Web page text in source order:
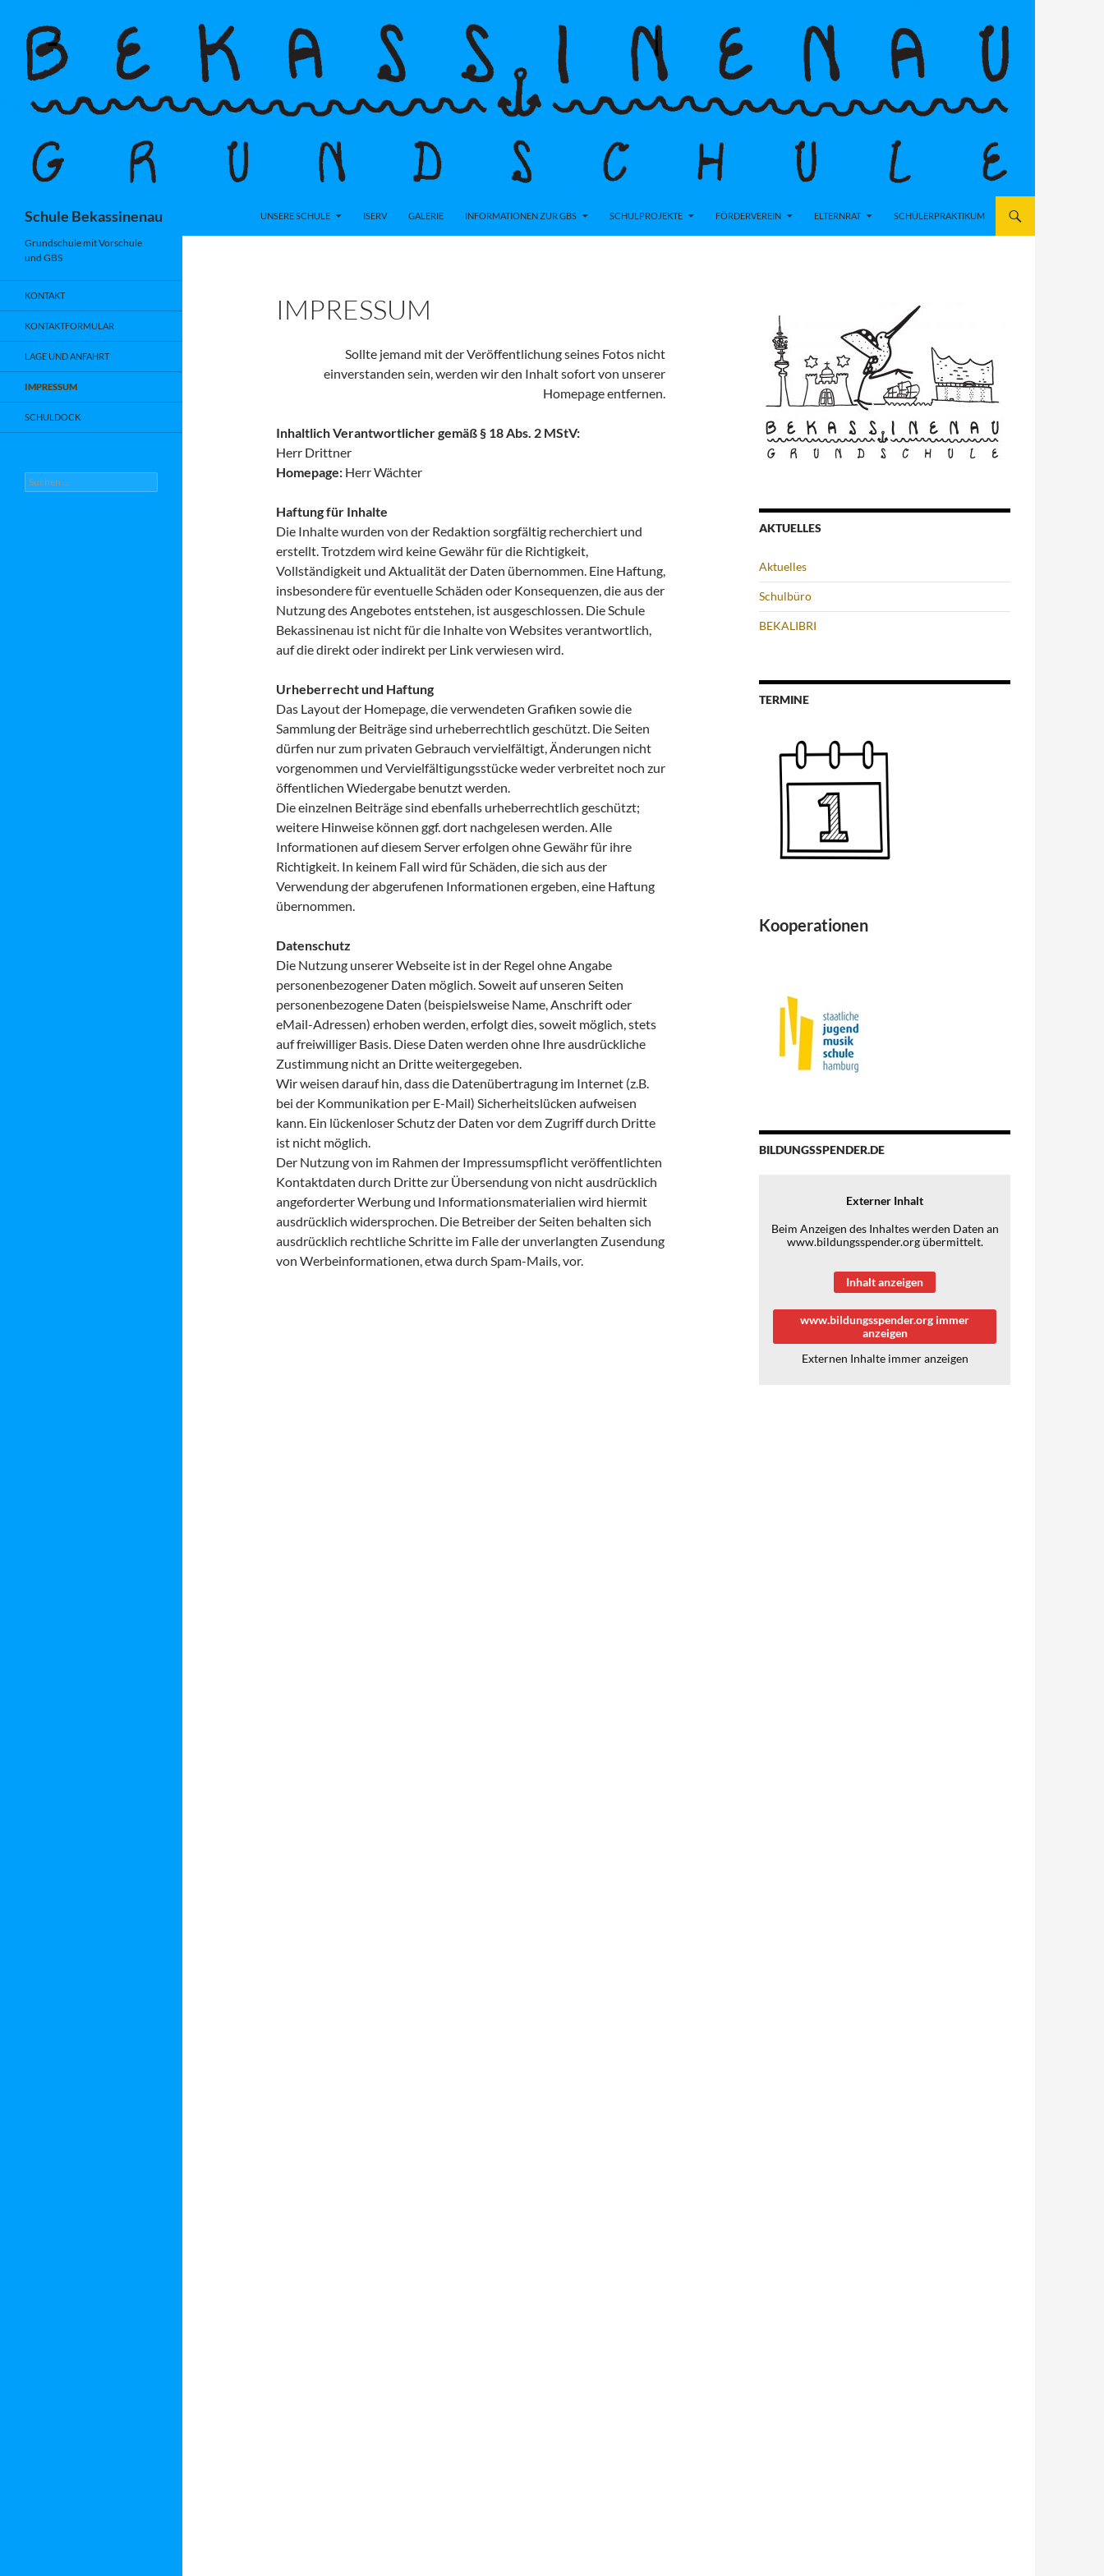
Inhalt
springen
Schule Bekassinenau UNSERE SCHULE ISERV GALERIE INFORMATIONEN ZUR GBS SCHULPROJEKTE FÖRDERVEREIN ELTERNRAT SCHÜLERPRAKTIKUM
IMPRESSUM
Sollte jemand mit der Veröffentlichung seines Fotos nicht
einverstanden sein, werden wir den Inhalt sofort von unserer
Homepage entfernen.
Inhaltlich Verantwortlicher gemäß § 18 Abs. 2 MStV:
Herr Drittner
Homepage: Herr Wächter
Haftung für Inhalte
Die Inhalte wurden von der Redaktion sorgfältig recherchiert und
erstellt. Trotzdem wird keine Gewähr für die Richtigkeit,
Vollständigkeit und Aktualität der Daten übernommen. Eine Haftung,
insbesondere für eventuelle Schäden oder Konsequenzen, die aus der
Nutzung des Angebotes entstehen, ist ausgeschlossen. Die Schule
Bekassinenau ist nicht für die Inhalte von Websites verantwortlich,
auf die direkt oder indirekt per Link verwiesen wird.
Urheberrecht und Haftung
Das Layout der Homepage, die verwendeten Grafiken sowie die
Sammlung der Beiträge sind urheberrechtlich geschützt. Die Seiten
dürfen nur zum privaten Gebrauch vervielfältigt, Änderungen nicht
vorgenommen und Vervielfältigungsstücke weder verbreitet noch zur
öffentlichen Wiedergabe benutzt werden.
Die einzelnen Beiträge sind ebenfalls urheberrechtlich geschützt;
weitere Hinweise können ggf. dort nachgelesen werden. Alle
Informationen auf diesem Server erfolgen ohne Gewähr für ihre
Richtigkeit. In keinem Fall wird für Schäden, die sich aus der
Verwendung der abgerufenen Informationen ergeben, eine Haftung
übernommen.
Datenschutz
Die Nutzung unserer Webseite ist in der Regel ohne Angabe
personenbezogener Daten möglich. Soweit auf unseren Seiten
personenbezogene Daten (beispielsweise Name, Anschrift oder
eMail-Adressen) erhoben werden, erfolgt dies, soweit möglich, stets
auf freiwilliger Basis. Diese Daten werden ohne Ihre ausdrückliche
Zustimmung nicht an Dritte weitergegeben.
Wir weisen darauf hin, dass die Datenübertragung im Internet (z.B.
bei der Kommunikation per E-Mail) Sicherheitslücken aufweisen
kann. Ein lückenloser Schutz der Daten vor dem Zugriff durch Dritte
ist nicht möglich.
Der Nutzung von im Rahmen der Impressumspflicht veröffentlichten
Kontaktdaten durch Dritte zur Übersendung von nicht ausdrücklich
angeforderter Werbung und Informationsmaterialien wird hiermit
ausdrücklich widersprochen. Die Betreiber der Seiten behalten sich
ausdrücklich rechtliche Schritte im Falle der unverlangten Zusendung
von Werbeinformationen, etwa durch Spam-Mails, vor.
AKTUELLES
Aktuelles
Schulbüro
BEKALIBRI
TERMINE
Kooperationen
BILDUNGSSPENDER.DE
Externer Inhalt
Beim Anzeigen des Inhaltes werden Daten an
www.bildungsspender.org übermittelt.
Inhalt anzeigen
www.bildungsspender.org immer
anzeigen
Externen Inhalte immer anzeigen
Grundschule mit Vorschule
und GBS
KONTAKT
KONTAKTFORMULAR
LAGE UND ANFAHRT
IMPRESSUM
SCHULDOCK
Suchen
nach: